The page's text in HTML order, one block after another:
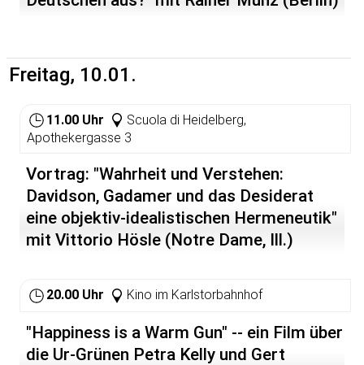
Freitag, 10.01.
11.00 Uhr
Scuola di Heidelberg,
Apothekergasse 3
Vortrag: "Wahrheit und Verstehen:
Davidson, Gadamer und das Desiderat
eine objektiv-idealistischen Hermeneutik"
mit Vittorio Hösle (Notre Dame, Ill.)
20.00 Uhr Kino im Karlstorbahnhof
"Happiness is a Warm Gun" -- ein Film über
die Ur-Grünen Petra Kelly und Gert